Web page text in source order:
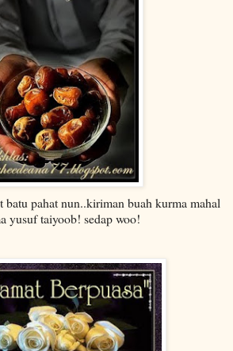
batu pahat nun..kiriman buah kurma mahal
yusuf taiyoob! sedap woo!